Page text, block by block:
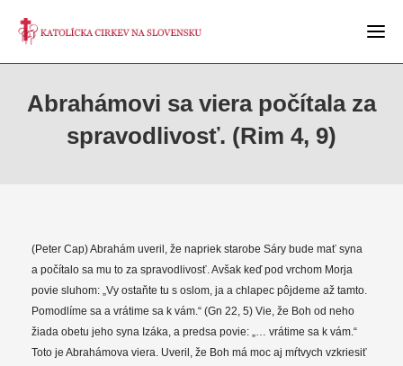
Abrahámovi sa viera počítala za
spravodlivosť. (Rim 4, 9)
(Peter Cap) Abrahám uveril, že napriek starobe Sáry bude mať syna
a počítalo sa mu to za spravodlivosť. Avšak keď pod vrchom Morja
povie sluhom: „Vy ostaňte tu s oslom, ja a chlapec pôjdeme až tamto.
Pomodlíme sa a vrátime sa k vám.“ (Gn 22, 5) Vie, že Boh od neho
žiada obetu jeho syna Izáka, a predsa povie: „… vrátime sa k vám.“
Toto je Abrahámova viera. Uveril, že Boh má moc aj mŕtvych vzkriesiť